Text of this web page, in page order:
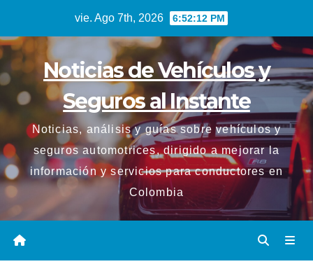
contenido
vie. Ago 7th, 2026 6:52:13 PM
Noticias de Vehículos y
Seguros al Instante
Noticias, análisis y guías sobre vehículos y
seguros automotrices, dirigido a mejorar la
información y servicios para conductores en
Colombia